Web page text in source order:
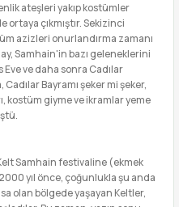
ateşleri yakıp kostümler
çıkmıştır. Sekizinci
azizleri onurlandırma zamanı
Samhain'in bazı geleneklerini
ve daha sonra Cadılar
Bayramı şeker mi şeker,
kostüm giyme ve ikramlar yeme
Samhain festivaline (ekmek
yıl önce, çoğunlukla şu anda
olan bölgede yaşayan Keltler,